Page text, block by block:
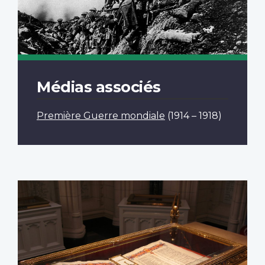
Médias associés
Première Guerre mondiale (1914 – 1918)